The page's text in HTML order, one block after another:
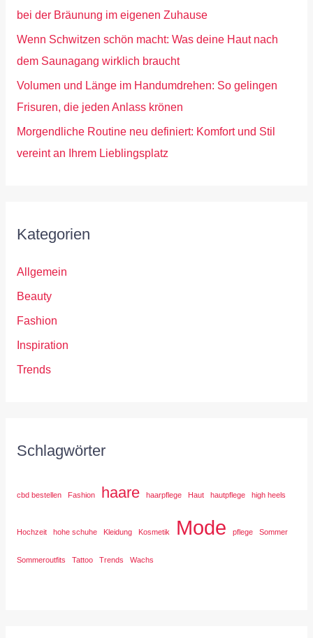
bei der Bräunung im eigenen Zuhause
Wenn Schwitzen schön macht: Was deine Haut nach
dem Saunagang wirklich braucht
Volumen und Länge im Handumdrehen: So gelingen
Frisuren, die jeden Anlass krönen
Morgendliche Routine neu definiert: Komfort und Stil
vereint an Ihrem Lieblingsplatz
Kategorien
Allgemein
Beauty
Fashion
Inspiration
Trends
Schlagwörter
cbd bestellen Fashion haare haarpflege Haut hautpflege high heels
Hochzeit hohe schuhe Kleidung Kosmetik Mode pflege Sommer
Sommeroutfits Tattoo Trends Wachs